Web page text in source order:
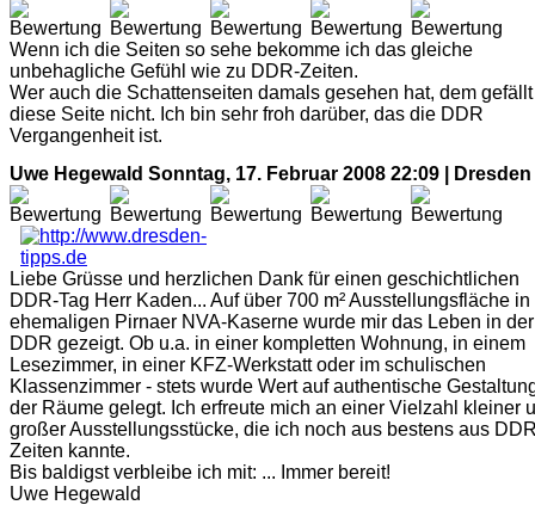
Wenn ich die Seiten so sehe bekomme ich das gleiche
unbehagliche Gefühl wie zu DDR-Zeiten.
Wer auch die Schattenseiten damals gesehen hat, dem gefällt
diese Seite nicht. Ich bin sehr froh darüber, das die DDR
Vergangenheit ist.
Uwe Hegewald Sonntag, 17. Februar 2008 22:09 | Dresden
Liebe Grüsse und herzlichen Dank für einen geschichtlichen
DDR-Tag Herr Kaden... Auf über 700 m² Ausstellungsfläche in
ehemaligen Pirnaer NVA-Kaserne wurde mir das Leben in der
DDR gezeigt. Ob u.a. in einer kompletten Wohnung, in einem
Lesezimmer, in einer KFZ-Werkstatt oder im schulischen
Klassenzimmer - stets wurde Wert auf authentische
der Räume gelegt. Ich erfreute mich an einer Vielzahl kleiner
großer Ausstellungsstücke, die ich noch aus bestens aus
Zeiten kannte.
Bis baldigst verbleibe ich mit: ... Immer bereit!
Uwe Hegewald